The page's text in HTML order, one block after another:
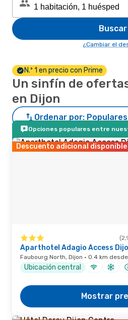
Buscar
¿Cambiar el
N.º 1 en precio con Prime
Un sinfín de
en Dijon
Ordenar por: Populares
Opciones populares entre
Descuento adicional disponible
Aparthotel Adagio Access
Faubourg North, Dijon · 0.4 km
Ubicación central
Mostrar